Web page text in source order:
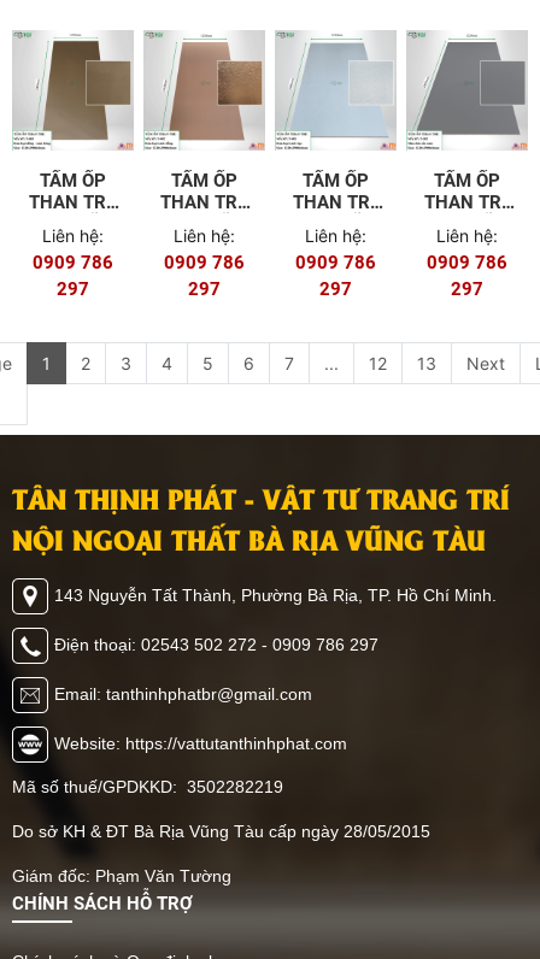
TẤM ỐP
THAN TRE
8MM MÃ T-
403
Liên hệ:
0909 786
297
TẤM ỐP
THAN TRE
8MM MÃ T-
402
Liên hệ:
0909 786
297
TẤM ỐP
THAN TRE
8MM MÃ T-
401
Liên hệ:
0909 786
297
TẤM ỐP
THAN TRE
8MM MÃ T-
302
Liên hệ:
0909 786
297
1 2 3 4 5 6 7 ... 12 13 Next
TÂN THỊNH PHÁT - VẬT TƯ TRANG TRÍ
NỘI NGOẠI THẤT BÀ RỊA VŨNG TÀU
143 Nguyễn Tất Thành, Phường Bà Rịa, TP. Hồ Chí Minh.
Điện thoại: 02543 502 272 - 0909 786 297
Email: tanthinhphatbr@gmail.com
Website: https://vattutanthinhphat.com
Mã số thuế/GPDKKD: 3502282219
Do sở KH & ĐT Bà Rịa Vũng Tàu cấp ngày 28/05/2015
Giám đốc: Phạm Văn Tường
CHÍNH SÁCH HỖ TRỢ